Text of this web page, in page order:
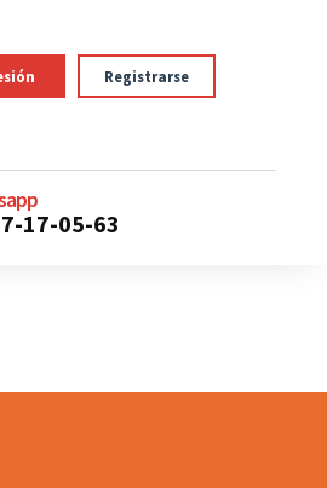
Registrarse
17-05-63